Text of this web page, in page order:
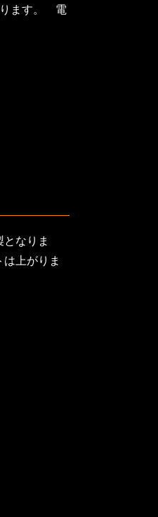
ります。 電
なりま
上がりま